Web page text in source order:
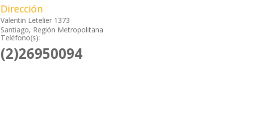
Dirección
Valentin Letelier 1373
Santiago, Región Metropolitana
Teléfono(s):
(2)26950094